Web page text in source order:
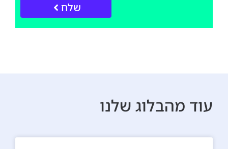
שלח
עוד מהבלוג שלנו